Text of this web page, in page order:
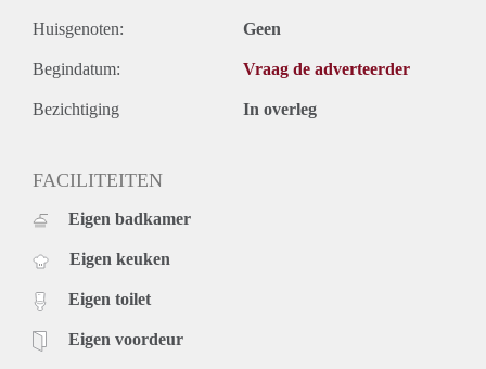
Huisgenoten: Geen
Begindatum: Vraag de adverteerder
Bezichtiging In overleg
FACILITEITEN
Eigen badkamer
Eigen keuken
Eigen toilet
Eigen voordeur